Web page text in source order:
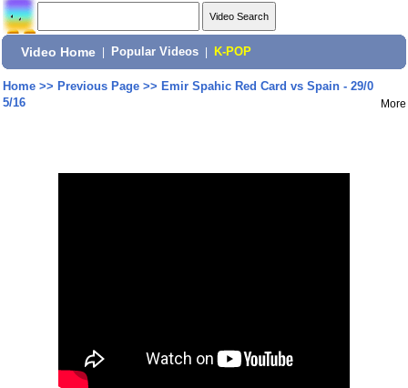
Video Home Popular Videos K-POP
Home>> Previous Page>> Emir Spahic Red Card vs Spain - 29/0
5/16
More